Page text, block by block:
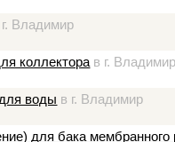
г. Владимир
коллектора в г. Владимир
воды в г. Владимир
для бака